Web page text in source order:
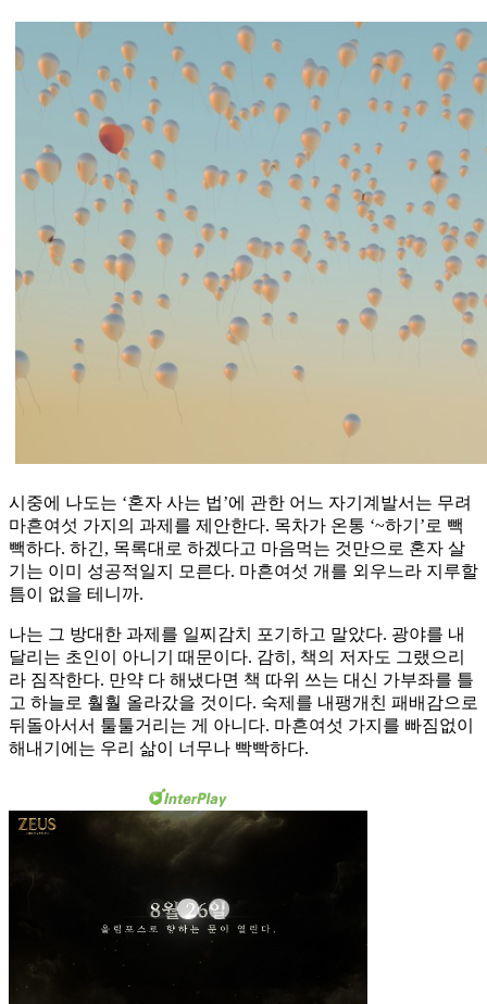
시중에 나도는 ‘혼자 사는 법’에 관한 어느 자기계발서는 무려
마흔여섯 가지의 과제를 제안한다. 목차가 온통 ‘~하기’로 빽
빽하다. 하긴, 목록대로 하겠다고 마음먹는 것만으로 혼자 살
기는 이미 성공적일지 모른다. 마흔여섯 개를 외우느라 지루할
틈이 없을 테니까.
나는 그 방대한 과제를 일찌감치 포기하고 말았다. 광야를 내
달리는 초인이 아니기 때문이다. 감히, 책의 저자도 그랬으리
라 짐작한다. 만약 다 해냈다면 책 따위 쓰는 대신 가부좌를 틀
고 하늘로 훨훨 올라갔을 것이다. 숙제를 내팽개친 패배감으로
뒤돌아서서 툴툴거리는 게 아니다. 마흔여섯 가지를 빠짐없이
해내기에는 우리 삶이 너무나 빡빡하다.